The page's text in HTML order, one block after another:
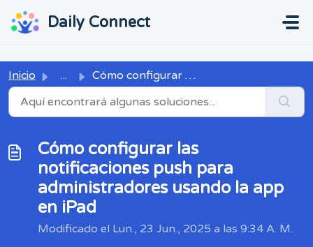
Daily Connect
Inicio ... Cómo configurar las notificaciones push para administrado...
Cómo configurar las
notificaciones push para
administradores usando la app
en iPad
Modificado el Lun., 23 Jun., 2025 a las 9:34 A. M.